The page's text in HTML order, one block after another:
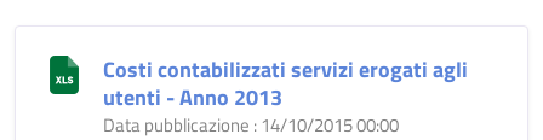
Costi contabilizzati servizi erogati agli
utenti - Anno 2013
Data pubblicazione : 14/10/2015 00:00